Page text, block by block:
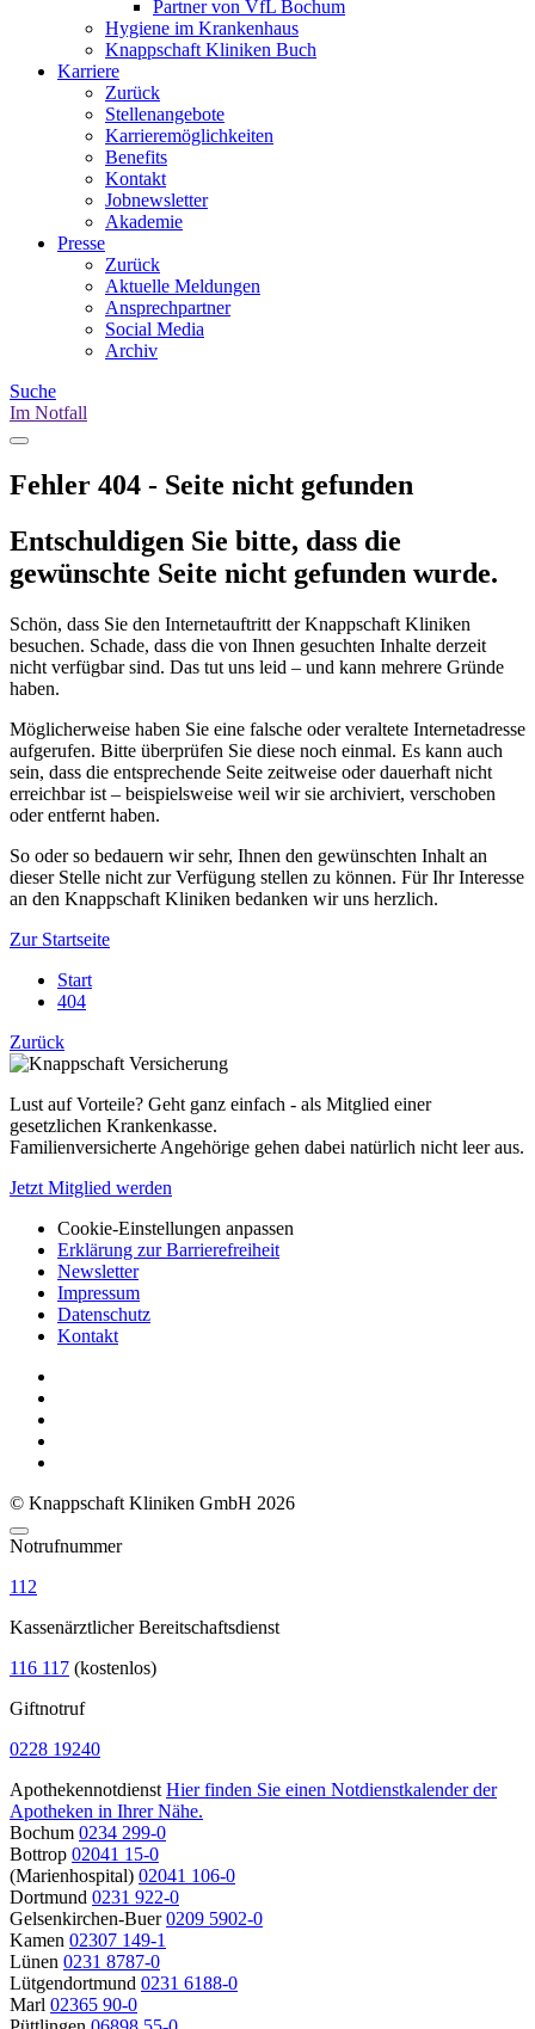
Partner von VfL Bochum
Hygiene im Krankenhaus
Knappschaft Kliniken Buch
Karriere
Zurück
Stellenangebote
Karrieremöglichkeiten
Benefits
Kontakt
Jobnewsletter
Akademie
Presse
Zurück
Aktuelle Meldungen
Ansprechpartner
Social Media
Archiv
Suche
Im Notfall
Fehler 404 - Seite nicht gefunden
Entschuldigen Sie bitte, dass die
gewünschte Seite nicht gefunden wurde.
Schön, dass Sie den Internetauftritt der Knappschaft Kliniken
besuchen. Schade, dass die von Ihnen gesuchten Inhalte derzeit
nicht verfügbar sind. Das tut uns leid – und kann mehrere Gründe
haben.
Möglicherweise haben Sie eine falsche oder veraltete Internetadresse
aufgerufen. Bitte überprüfen Sie diese noch einmal. Es kann auch
sein, dass die entsprechende Seite zeitweise oder dauerhaft nicht
erreichbar ist – beispielsweise weil wir sie archiviert, verschoben
oder entfernt haben.
So oder so bedauern wir sehr, Ihnen den gewünschten Inhalt an
dieser Stelle nicht zur Verfügung stellen zu können. Für Ihr Interesse
an den Knappschaft Kliniken bedanken wir uns herzlich.
Zur Startseite
Start
404
Zurück
Lust auf Vorteile? Geht ganz einfach - als Mitglied einer
gesetzlichen Krankenkasse.
Familienversicherte Angehörige gehen dabei natürlich nicht leer aus.
Jetzt Mitglied werden
Cookie-Einstellungen anpassen
Erklärung zur Barrierefreiheit
Newsletter
Impressum
Datenschutz
Kontakt
© Knappschaft Kliniken GmbH 2026
Notrufnummer
112
Kassenärztlicher Bereitschaftsdienst
116 117 (kostenlos)
Giftnotruf
0228 19240
Apothekennotdienst Hier finden Sie einen Notdienstkalender der
Apotheken in Ihrer Nähe.
Bochum 0234 299-0
Bottrop 02041 15-0
(Marienhospital) 02041 106-0
Dortmund 0231 922-0
Gelsenkirchen-Buer 0209 5902-0
Kamen 02307 149-1
Lünen 0231 8787-0
Lütgendortmund 0231 6188-0
Marl 02365 90-0